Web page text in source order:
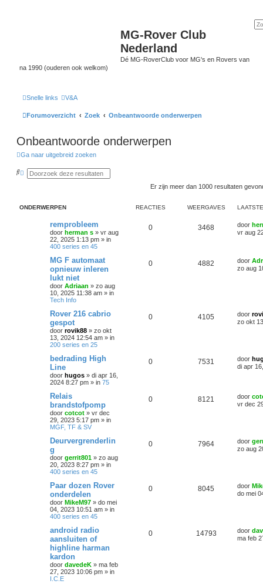
MG-Rover Club
Nederland
Dé MG-RoverClub voor MG's en Rovers van
na 1990 (ouderen ook welkom)
Snelle links V&A
Forumoverzicht Zoek Onbeantwoorde onderwerpen
Onbeantwoorde onderwerpen
Ga naar uitgebreid zoeken
Z U
b
Er zijn meer dan 1000 resultaten
ONDERWERPEN REACTIES WEERGAVES
remprobleem
door herman s » vr aug
22, 2025 1:13 pm » in
400 series en 45
0 3468 door
vr aug
MG F automaat
opnieuw inleren
lukt niet
door Adriaan » zo aug
10, 2025 11:38 am » in
Tech Info
0 4882 door
zo aug
Rover 216 cabrio
gespot
door rovik88 » zo okt
13, 2024 12:54 am » in
200 series en 25
0 4105 door
zo okt
bedrading High
Line
door hugos » di apr 16,
2024 8:27 pm » in 75
0 7531 door
di apr
Relais
brandstofpomp
door cotcot » vr dec
29, 2023 5:17 pm » in
MGF, TF & SV
0 8121 door
vr dec
Deurvergrenderlin
g
door gerrit801 » zo aug
20, 2023 8:27 pm » in
400 series en 45
0 7964 door
zo aug
Paar dozen Rover
onderdelen
door MikeM97 » do mei
04, 2023 10:51 am » in
400 series en 45
0 8045 door
do mei
android radio
aansluiten of
highline harman
kardon
door davedeK » ma feb
27, 2023 10:06 pm » in
I.C.E
0 14793 door
ma feb